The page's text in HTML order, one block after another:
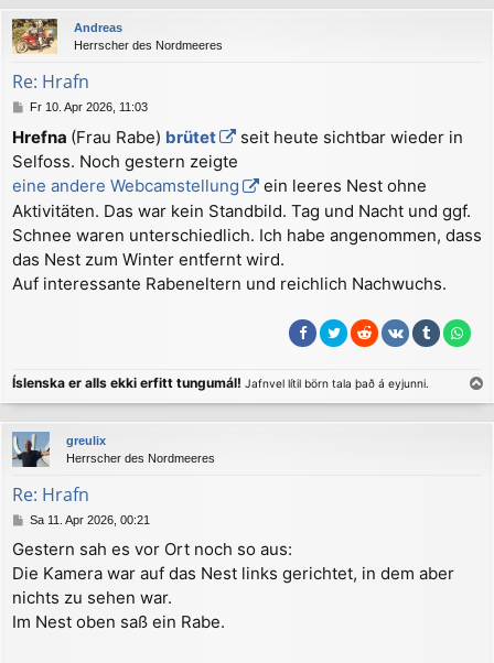
c
Andreas
Herrscher des Nordmeeres
Re: Hrafn
B
i
t
a
g
Fr 10. Apr 2026, 11:03
Hrefna (Frau Rabe) brütet
seit heute sichtbar wieder in
Selfoss. Noch gestern zeigte
eine andere Webcamstellung
ein leeres Nest ohne
Aktivitäten. Das war kein Standbild. Tag und Nacht und ggf.
Schnee waren unterschiedlich. Ich habe angenommen, dass
das Nest zum Winter entfernt wird.
Auf interessante Rabeneltern und reichlich Nachwuchs.
Íslenska er alls ekki erfitt tungumál! Jafnvel lítil börn tala það á eyjunni.
a
c
greulix
Herrscher des Nordmeeres
Re: Hrafn
B
i
t
r
a
g
Sa 11. Apr 2026, 00:21
Gestern sah es vor Ort noch so aus:
Die Kamera war auf das Nest links gerichtet, in dem aber
nichts zu sehen war.
Im Nest oben saß ein Rabe.